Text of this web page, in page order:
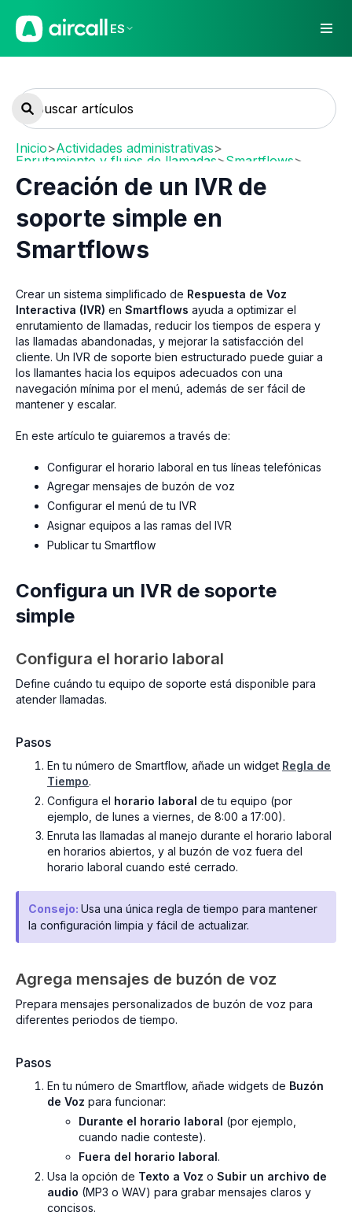
ES
Inicio>Actividades administrativas>
Enrutamiento y flujos de llamadas>Smartflows>
Configuración de Smartflows
Creación de un IVR de
soporte simple en
Smartflows
Crear un sistema simplificado de Respuesta de Voz
Interactiva (IVR) en Smartflows ayuda a optimizar el
enrutamiento de llamadas, reducir los tiempos de espera y
las llamadas abandonadas, y mejorar la satisfacción del
cliente. Un IVR de soporte bien estructurado puede guiar a
los llamantes hacia los equipos adecuados con una
navegación mínima por el menú, además de ser fácil de
mantener y escalar.
En este artículo te guiaremos a través de:
Configurar el horario laboral en tus líneas telefónicas
Agregar mensajes de buzón de voz
Configurar el menú de tu IVR
Asignar equipos a las ramas del IVR
Publicar tu Smartflow
Configura un IVR de soporte
simple
Configura el horario laboral
Define cuándo tu equipo de soporte está disponible para
atender llamadas.
Pasos
En tu número de Smartflow, añade un widget Regla de
Tiempo.
Configura el horario laboral de tu equipo (por
ejemplo, de lunes a viernes, de 8:00 a 17:00).
Enruta las llamadas al manejo durante el horario laboral
en horarios abiertos, y al buzón de voz fuera del
horario laboral cuando esté cerrado.
Consejo: Usa una única regla de tiempo para mantener
la configuración limpia y fácil de actualizar.
Agrega mensajes de buzón de voz
Prepara mensajes personalizados de buzón de voz para
diferentes periodos de tiempo.
Pasos
En tu número de Smartflow, añade widgets de Buzón
de Voz para funcionar:
Durante el horario laboral (por ejemplo,
cuando nadie conteste).
Fuera del horario laboral.
Usa la opción de Texto a Voz o Subir un archivo de
audio (MP3 o WAV) para grabar mensajes claros y
concisos.